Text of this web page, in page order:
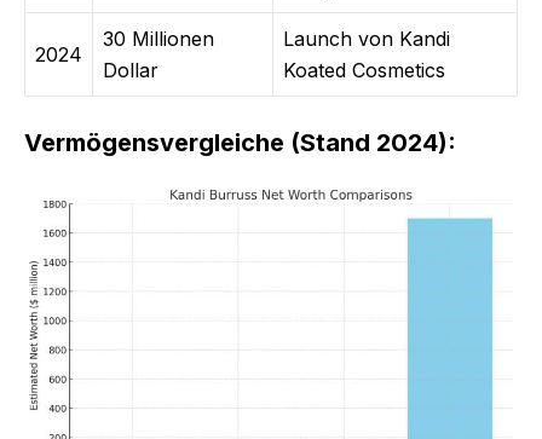
2024
30 Millionen
Dollar
Launch von Kandi
Koated Cosmetics
Vermögensvergleiche (Stand 2024):